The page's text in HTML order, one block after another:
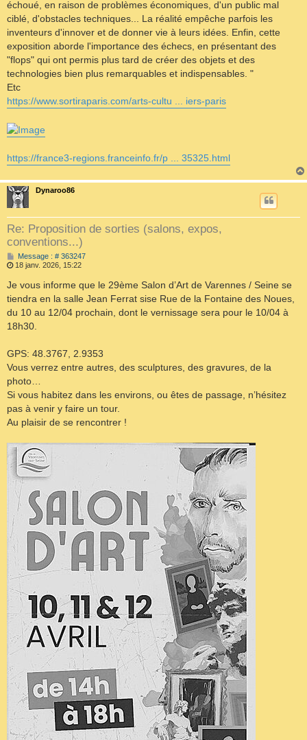
échoué, en raison de problèmes économiques, d'un public mal
ciblé, d'obstacles techniques... La réalité empêche parfois les
inventeurs d'innover et de donner vie à leurs idées. Enfin, cette
exposition aborde l'importance des échecs, en présentant des
"flops" qui ont permis plus tard de créer des objets et des
technologies bien plus remarquables et indispensables. "
Etc
https://www.sortiraparis.com/arts-cultu ... iers-paris
https://france3-regions.franceinfo.fr/p ... 35325.html
Dynaroo86
Re: Proposition de sorties (salons, expos,
conventions...)
Message : # 363247M
s
g
18 janv. 2026, 15:22
Je vous informe que le 29ème Salon d’Art de Varennes / Seine se
tiendra en la salle Jean Ferrat sise Rue de la Fontaine des Noues,
du 10 au 12/04 prochain, dont le vernissage sera pour le 10/04 à
18h30.
GPS: 48.3767, 2.9353
Vous verrez entre autres, des sculptures, des gravures, de la
photo…
Si vous habitez dans les environs, ou êtes de passage, n’hésitez
pas à venir y faire un tour.
Au plaisir de se rencontrer !